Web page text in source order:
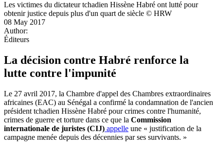
Les victimes du dictateur tchadien Hissène Habré ont lutté pour
obtenir justice depuis plus d'un quart de siècle © HRW
08 May 2017
Author:
Éditeurs
La décision contre Habré renforce la
lutte contre l'impunité
Le 27 avril 2017, la Chambre d'appel des Chambres extraordinaires
africaines (EAC) au Sénégal a confirmé la condamnation de l'ancien
président tchadien Hissène Habré pour crimes contre l'humanité,
crimes de guerre et torture dans ce que la Commission
internationale de juristes (CIJ) appelle une « justification de la
campagne menée depuis des décennies par ses survivants. »